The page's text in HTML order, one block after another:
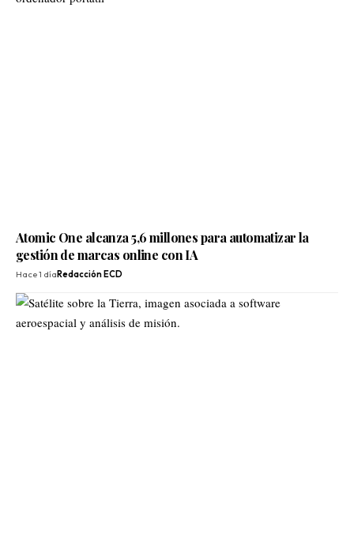
Atomic One alcanza 5,6 millones para automatizar la
gestión de marcas online con IA
Hace 1 día Redacción ECD